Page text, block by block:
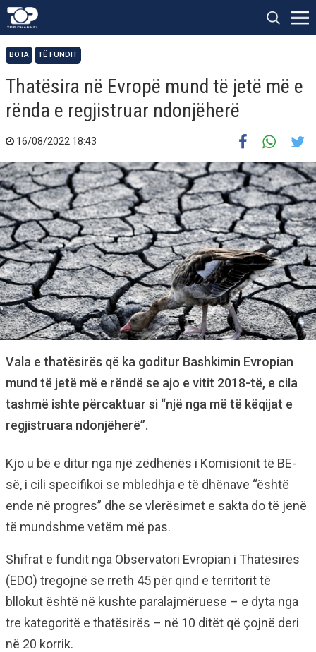
BOTA TË FUNDIT
Thatësira në Evropë mund të jetë më e
rënda e regjistruar ndonjëherë
16/08/2022 18:43
Vala e thatësirës që ka goditur Bashkimin Evropian
mund të jetë më e rëndë se ajo e vitit 2018-të, e cila
tashmë ishte përcaktuar si “një nga më të këqijat e
regjistruara ndonjëherë”.
Kjo u bë e ditur nga një zëdhënës i Komisionit të BE-
së, i cili specifikoi se mbledhja e të dhënave “është
ende në progres” dhe se vlerësimet e sakta do të jenë
të mundshme vetëm më pas.
Shifrat e fundit nga Observatori Evropian i Thatësirës
(EDO) tregojnë se rreth 45 për qind e territorit të
bllokut është në kushte paralajmëruese – e dyta nga
tre kategoritë e thatësirës – në 10 ditët që çojnë deri
në 20 korrik.